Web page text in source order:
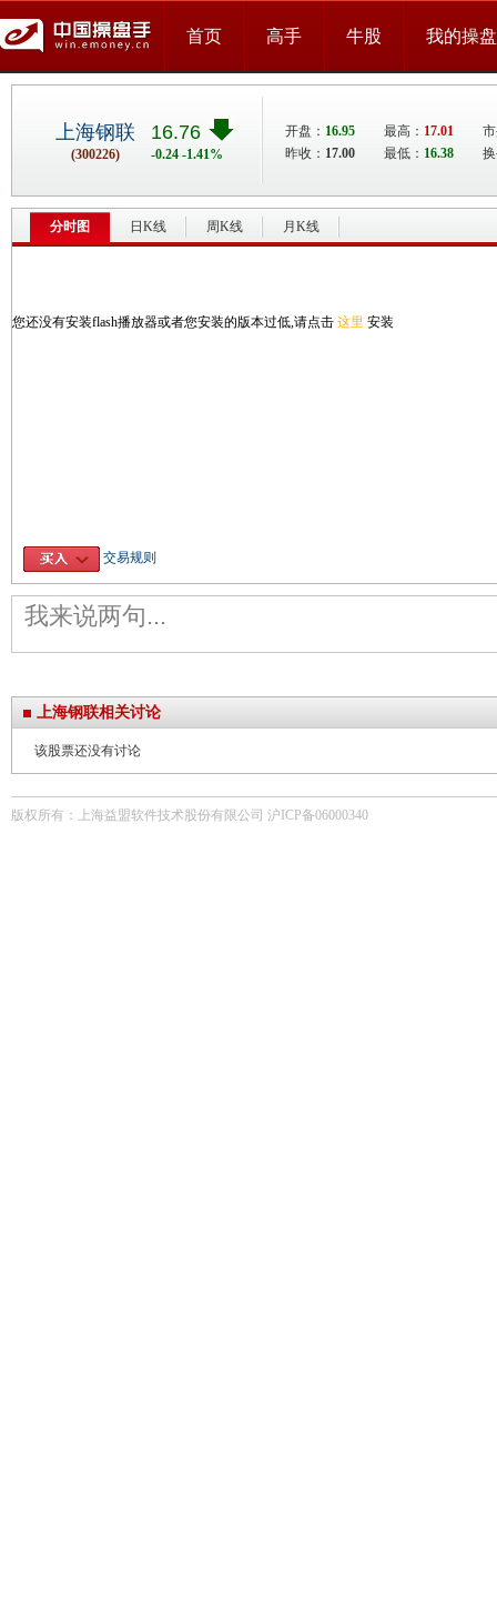
首页 高手 牛股 我的操
上海钢联
(300226)
16.76
-0.24 -1.41%
开盘： 16.95 最高： 17.01
昨收： 17.00 最低： 16.38
分时图 日K线 周K线 月K线
您还没有安装flash播放器或者您安装的版本过低,请点击 这里 安装
交易规则
上海钢联相关讨论
该股票还没有讨论
版权所有：上海益盟软件技术股份有限公司 沪ICP备06000340